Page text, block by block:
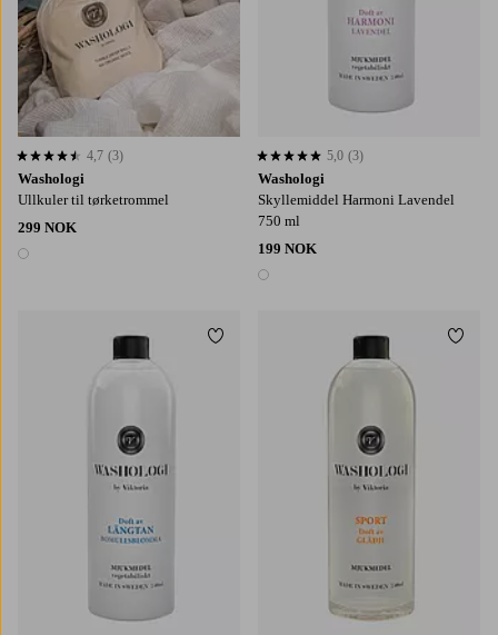
Washologi
Ullkuler til tørketrommel
299 NOK
1 farge
4,7 basert på 3 karaktergivninger
4,7 (3)
Washologi
Skyllemiddel Harmoni Lavendel
750 ml
199 NOK
1 farge
5,0 basert på 3 karaktergivninger
5,0 (3)
Legg til favoritter